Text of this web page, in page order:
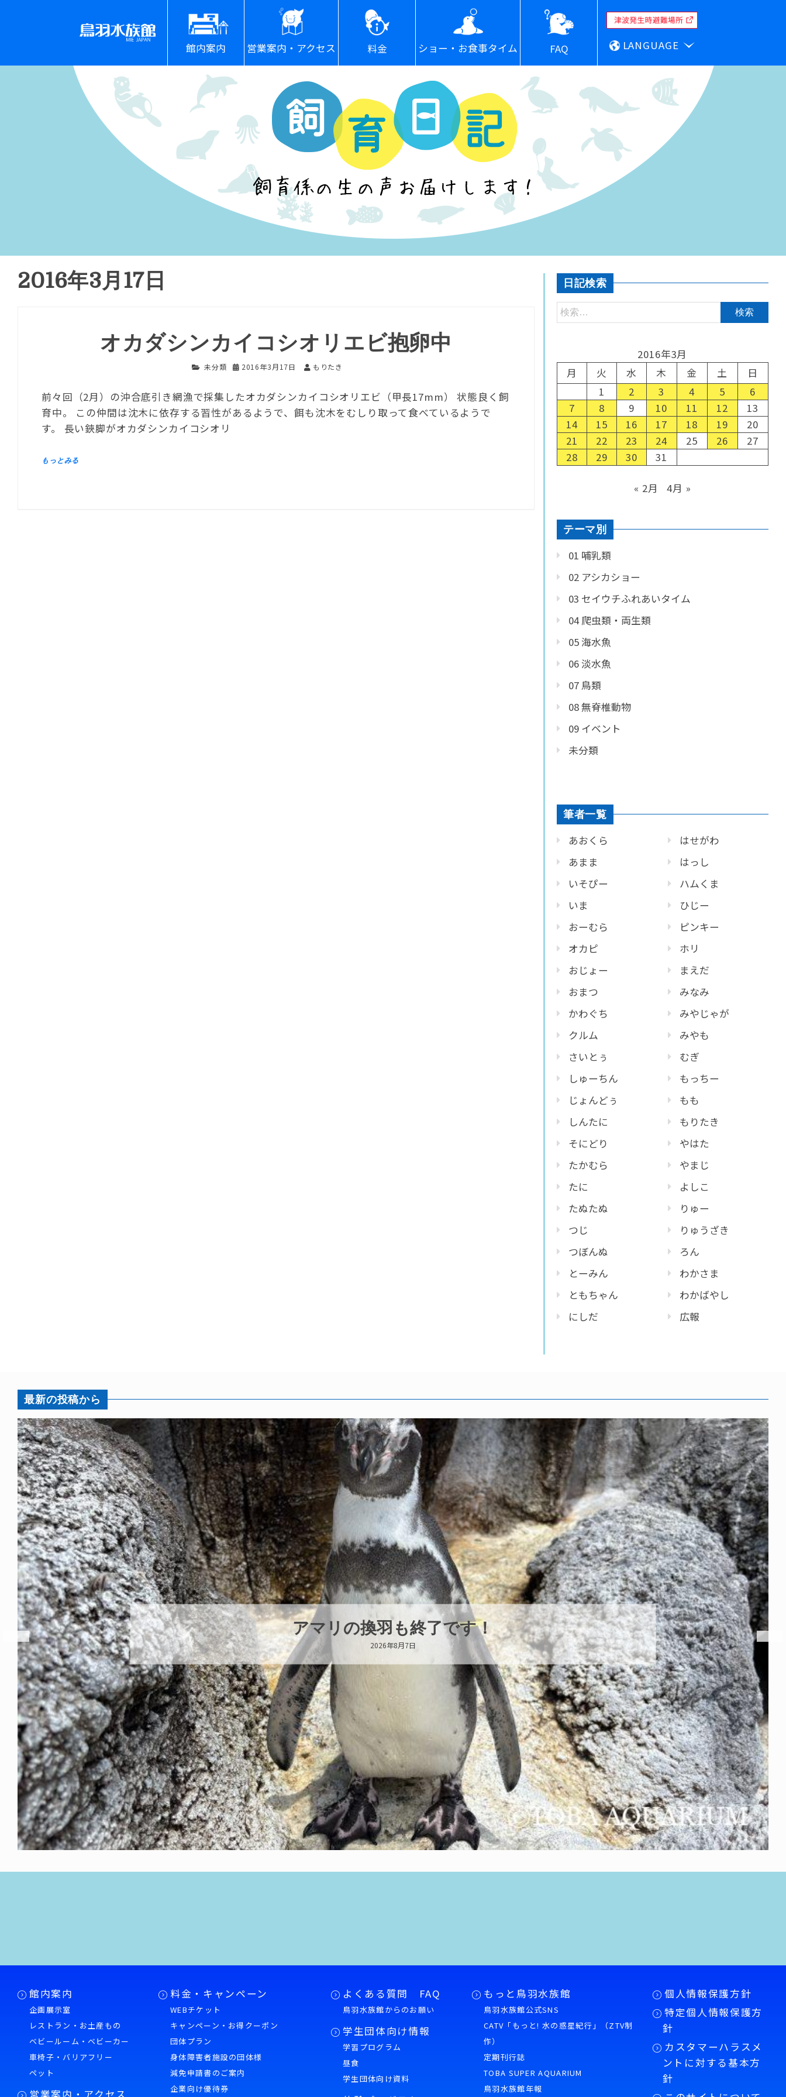
館内案内 営業案内・アクセス 料金 ショー・お食事タイム FAQ LANGUAGE
2016年3月17日
オカダシンカイコシオリエビ抱卵中
未分類 2016年3月17日 もりたき
前々回（2月）の沖合底引き網漁で採集したオカダシンカイコシオリエビ（甲長17mm） 状態良く飼
育中。 この仲間は沈木に依存する習性があるようで、餌も沈木をむしり取って食べているようで
す。 長い鋏脚がオカダシンカイコシオリ
日記検索
2016年3月
月
火 水 木 金 土
日
1
2 3 4 5
6
7
8 9 10 11 12
13
14
15 16 17 18 19
20
21
22 23 24 25 26
27
28
29 30 31
« 2月 4月 »
テーマ別
01 哺乳類
02 アシカショー
03 セイウチふれあいタイム
04 爬虫類・両生類
05 海水魚
06 淡水魚
07 鳥類
08 無脊椎動物
09 イベント
未分類
筆者一覧
あおくら
あまま
いそぴー
いま
おーむら
オカピ
おじょー
おまつ
かわぐち
クルム
さいとぅ
しゅーちん
じょんどぅ
しんたに
そにどり
たかむら
たに
たぬたぬ
つじ
つぼんぬ
とーみん
ともちゃん
にしだ
はせがわ
はっし
ハムくま
ひじー
ピンキー
ホリ
まえだ
みなみ
みやじゃが
みやも
むぎ
もっちー
もも
もりたき
やはた
やまじ
よしこ
りゅー
りゅうざき
ろん
わかさま
わかばやし
広報
最新の投稿から
トビウオ幼魚展示中！
2026年8月6日
館内案内
企画展示室
レストラン・お土産もの
ベビールーム・ベビーカー
車椅子・バリアフリー
ペット
営業案内・アクセス
料金・キャンペーン
WEBチケット
キャンペーン・お得クーポン
団体プラン
身体障害者施設の団体様
減免申請書のご案内
企業向け優待券
よくある質問 FAQ
鳥羽水族館からのお願い
学生団体向け情報
学習プログラム
昼食
学生団体向け資料
もっと鳥羽水族館
鳥羽水族館公式SNS
CATV「もっと! 水の惑星紀行」（ZTV制
作）
定期刊行誌
TOBA SUPER AQUARIUM
鳥羽水族館年報
個人情報保護方針
特定個人情報保護方
針
カスタマーハラスメ
ントに対する基本方
針